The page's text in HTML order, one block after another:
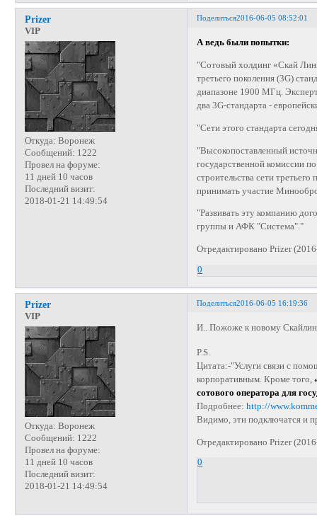
Поделиться2016-06-05 08:52:01
Prizer
VIP
Откуда: Воронеж
Сообщений: 1222
Провел на форуме:
11 дней 10 часов
Последний визит:
2018-01-21 14:49:54
А ведь были попытки:
"Сотовый холдинг «Скай
третьего поколения (3G)
диапазоне 1900 МГц.
два 3G-стандарта -
"Сети этого стандарта
"Высокопоставленный
государственной комиссии
строительства сети
принимать участие
"Развивать эту компанию
группы и АФК "Система"."
Отредактировано Prizer
0
Поделиться2016-06-05 16:19:36
Prizer
VIP
Откуда: Воронеж
Сообщений: 1222
Провел на форуме:
11 дней 10 часов
Последний визит:
2018-01-21 14:49:54
И.. Пожоже к новому
P.S.
Цитата:-"Услуги связи с
корпоративным. Кроме того,
сотового оператора для
Подробнее:http://
Видимо, эти подключатся и
Отредактировано Prizer
0